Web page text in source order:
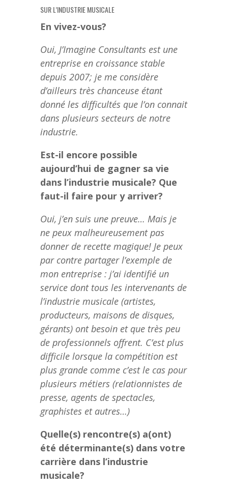
SUR L’INDUSTRIE MUSICALE
En vivez-vous?
Oui, J’Imagine Consultants est une
entreprise en croissance stable
depuis 2007; je me considère
d’ailleurs très chanceuse étant
donné les difficultés que l’on connait
dans plusieurs secteurs de notre
industrie.
Est-il encore possible
aujourd’hui de gagner sa vie
dans l’industrie musicale? Que
faut-il faire pour y arriver?
Oui, j’en suis une preuve… Mais je
ne peux malheureusement pas
donner de recette magique! Je peux
par contre partager l’exemple de
mon entreprise : j’ai identifié un
service dont tous les intervenants de
l’industrie musicale (artistes,
producteurs, maisons de disques,
gérants) ont besoin et que très peu
de professionnels offrent. C’est plus
difficile lorsque la compétition est
plus grande comme c’est le cas pour
plusieurs métiers (relationnistes de
presse, agents de spectacles,
graphistes et autres…)
Quelle(s) rencontre(s) a(ont)
été déterminante(s) dans votre
carrière dans l’industrie
musicale?